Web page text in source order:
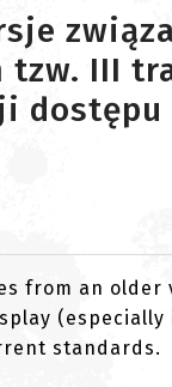
tzw. III
dostępu
from an older
(especially
standards.